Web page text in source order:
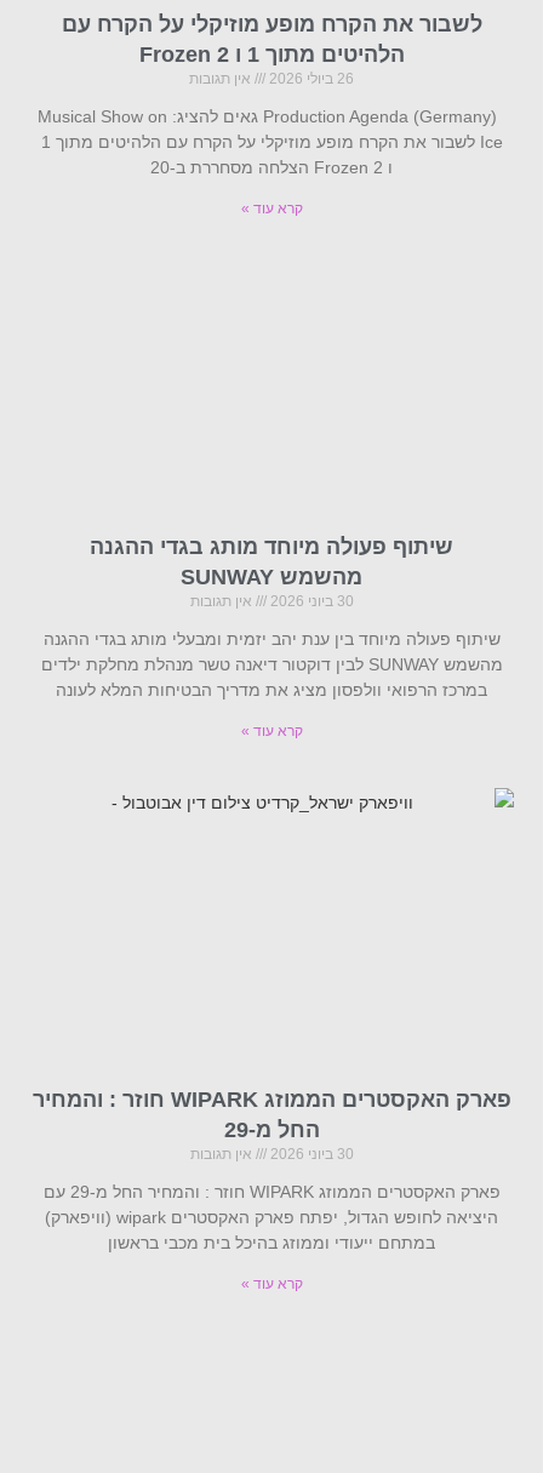
לשבור את הקרח מופע מוזיקלי על הקרח עם
הלהיטים מתוך 1 ו Frozen 2
26 ביולי 2026 אין תגובות
Production Agenda (Germany) גאים להציג: Musical Show on
Ice לשבור את הקרח מופע מוזיקלי על הקרח עם הלהיטים מתוך 1
ו Frozen 2 הצלחה מסחררת ב-20
קרא עוד »
שיתוף פעולה מיוחד מותג בגדי ההגנה
מהשמש SUNWAY
30 ביוני 2026 אין תגובות
שיתוף פעולה מיוחד בין ענת יהב יזמית ומבעלי מותג בגדי ההגנה
מהשמש SUNWAY לבין דוקטור דיאנה טשר מנהלת מחלקת ילדים
במרכז הרפואי וולפסון מציג את מדריך הבטיחות המלא לעונה
קרא עוד »
פארק האקסטרים הממוזג WIPARK חוזר : והמחיר
החל מ-29
30 ביוני 2026 אין תגובות
פארק האקסטרים הממוזג WIPARK חוזר : והמחיר החל מ-29 עם
היציאה לחופש הגדול, יפתח פארק האקסטרים wipark (וויפארק)
במתחם ייעודי וממוזג בהיכל בית מכבי בראשון
קרא עוד »